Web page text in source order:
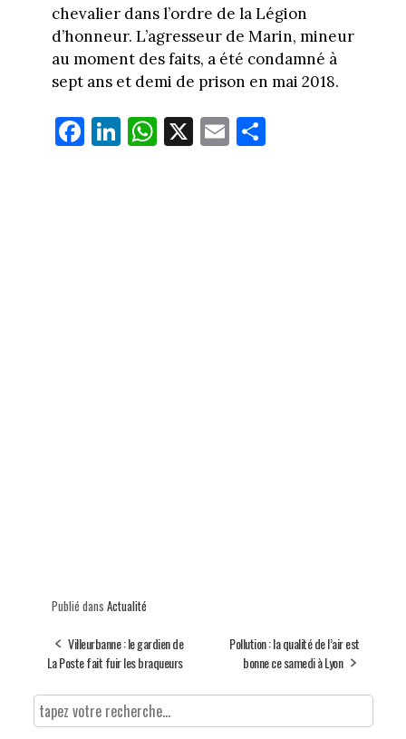
chevalier dans l’ordre de la Légion
d’honneur. L’agresseur de Marin, mineur
au moment des faits, a été condamné à
sept ans et demi de prison en mai 2018.
Fa
ce
Li
nk
W
ha
X E
m
Pa
Publié dans Actualité
Villeurbanne : le gardien de
La Poste fait fuir les braqueurs
Pollution : la qualité de l’air est
bonne ce samedi à Lyon